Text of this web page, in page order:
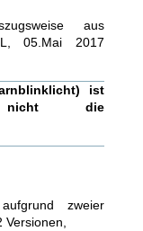
aus
05.Mai 2017
ist
nicht die
zweier
Versionen,